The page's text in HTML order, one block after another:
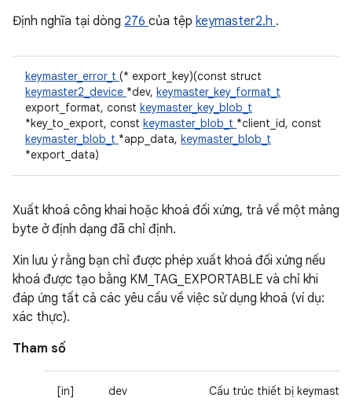
Định nghĩa tại dòng 276 của tệp keymaster2.h .
keymaster_error_t (* export_key)(const struct
keymaster2_device *dev, keymaster_key_format_t
export_format, const keymaster_key_blob_t
*key_to_export, const keymaster_blob_t *client_id, const
keymaster_blob_t *app_data, keymaster_blob_t
*export_data)
Xuất khoá công khai hoặc khoá đối xứng, trả về một mảng
byte ở định dạng đã chỉ định.
Xin lưu ý rằng bạn chỉ được phép xuất khoá đối xứng nếu
khoá được tạo bằng KM_TAG_EXPORTABLE và chỉ khi
đáp ứng tất cả các yêu cầu về việc sử dụng khoá (ví dụ:
xác thực).
Tham số
[in] dev Cấu trúc thiết bị keymaster.